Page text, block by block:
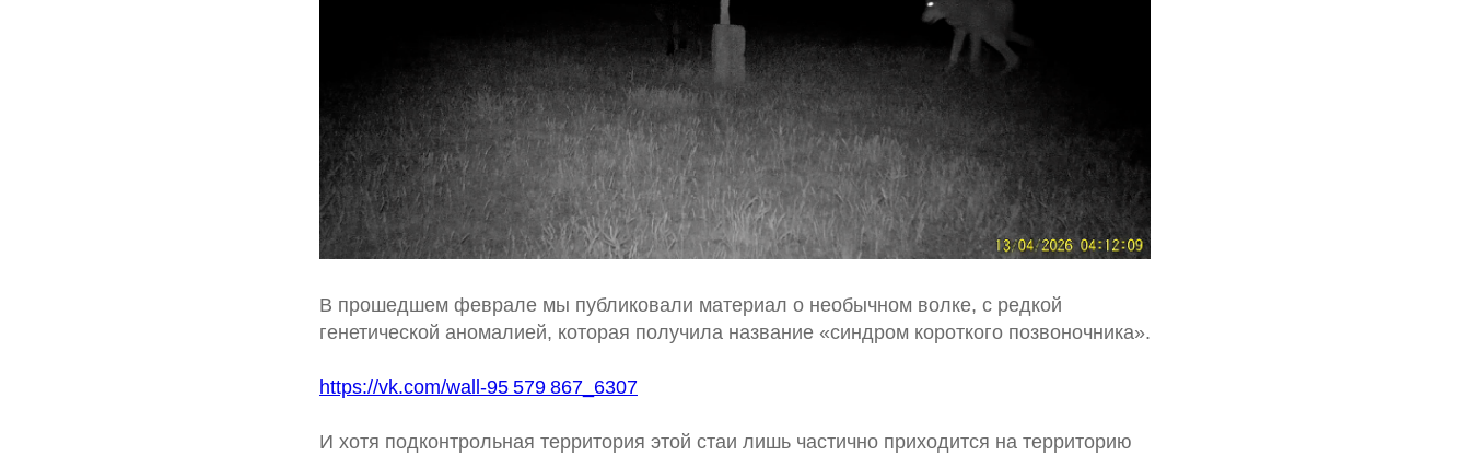
В прошедшем феврале мы публиковали материал о необычном волке, с редкой
генетической аномалией, которая получила название «синдром короткого позвоночника».
https://vk.com/wall-95 579 867_6307
И хотя подконтрольная территория этой стаи лишь частично приходится на территорию